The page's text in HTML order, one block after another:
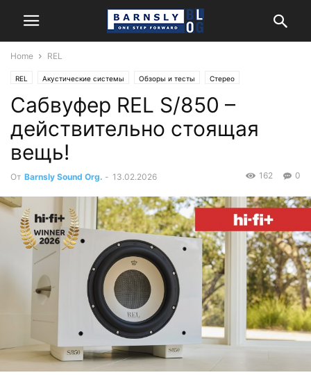
Home REL
REL Акустические системы Обзоры и тесты Стерео
Сабвуфер REL S/850 –
действительно стоящая
вещь!
От Barnsly Sound Org. - 13.02.2026 0
162